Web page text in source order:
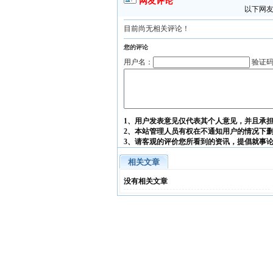
以下网
目前尚无相关评论！
您的评论
用户名： 验证
1、用户发表意见仅代表其个人意见，并且承
2、本站管理人员有权在不通知用户的情况下
3、请客观的评价您所看到的资讯，提倡就事
相关文章
没有相关文章